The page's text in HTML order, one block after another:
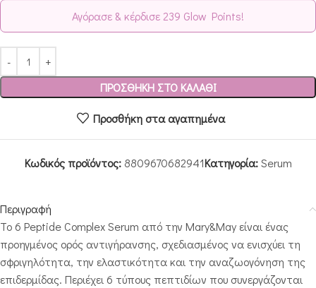
Αγόρασε & κέρδισε 239 Glow Points!
ΠΡΟΣΘΉΚΗ ΣΤΟ ΚΑΛΆΘΙ
Προσθήκη στα αγαπημένα
Κωδικός προϊόντος: 8809670682941Κατηγορία: Serum
Περιγραφή
Το 6 Peptide Complex Serum από την Mary&May είναι ένας
προηγμένος ορός αντιγήρανσης, σχεδιασμένος να ενισχύει τη
σφριγηλότητα, την ελαστικότητα και την αναζωογόνηση της
επιδερμίδας. Περιέχει 6 τύπους πεπτιδίων που συνεργάζονται